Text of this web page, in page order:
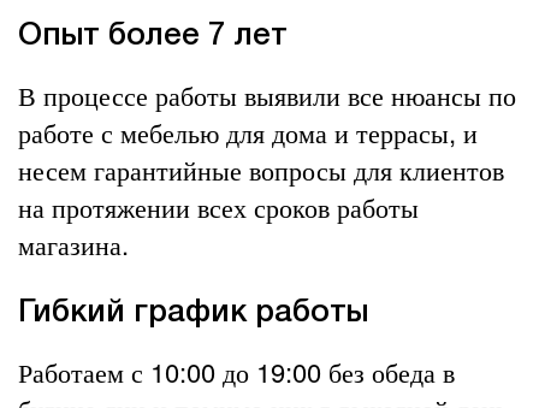
Опыт более 7 лет
В процессе работы выявили все нюансы по
работе с мебелью для дома и террасы, и
несем гарантийные вопросы для клиентов
на протяжении всех сроков работы
магазина.
Гибкий график работы
Работаем с 10:00 до 19:00 без обеда в